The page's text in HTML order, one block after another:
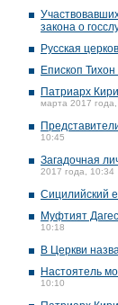
закона о
Русская
Епископ
Патриарх
марта 2017
10:45
Загадочная
2017 года, 10:34
Сицилийский
Муфтият
10:18
В Церкви
Настоятель
10:10